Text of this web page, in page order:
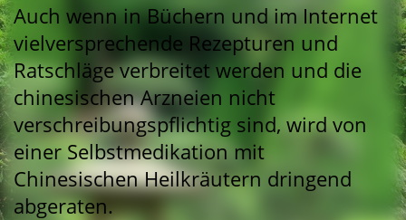
Auch wenn in Büchern und im Internet
vielversprechende Rezepturen und
Ratschläge verbreitet werden und die
chinesischen Arzneien nicht
verschreibungspflichtig sind, wird von
einer Selbstmedikation mit
Chinesischen Heilkräutern dringend
abgeraten.